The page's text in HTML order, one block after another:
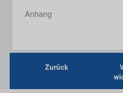
Anhang
Zurück